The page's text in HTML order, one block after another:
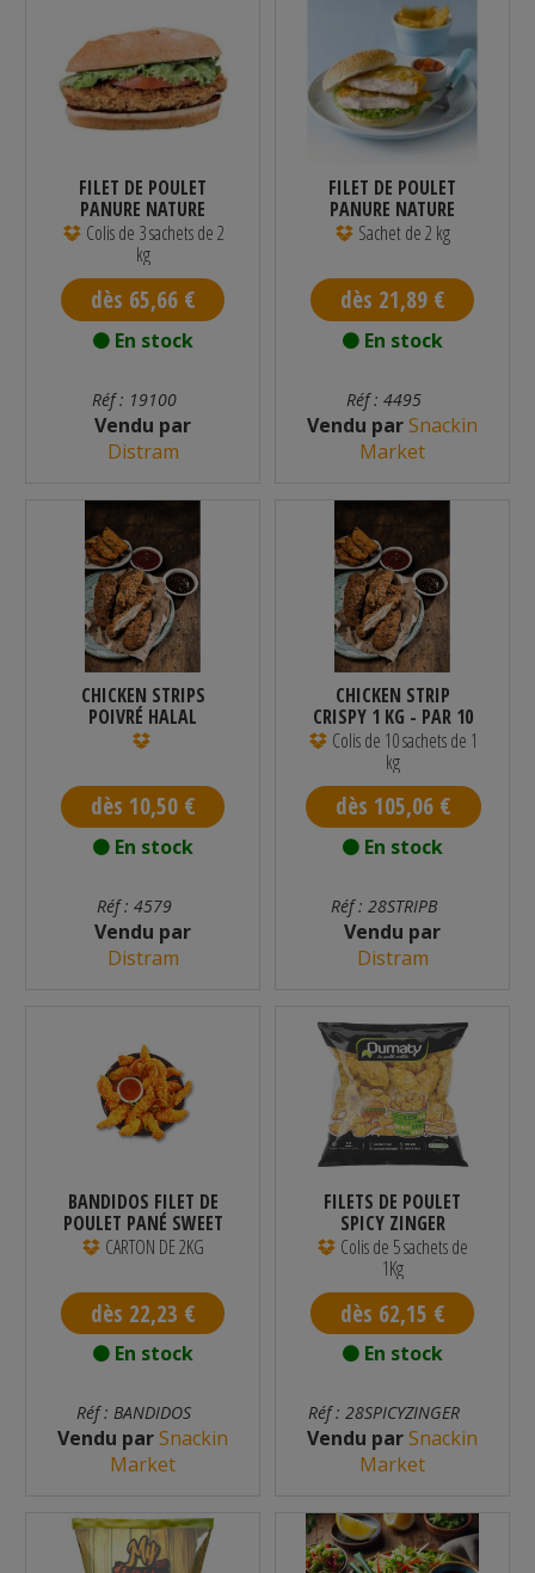
FILET DE POULET
PANURE NATURE
HALAL SURGELÉ 110...
Colis de 3 sachets de 2
kg
dès 65,66 €
En stock
Réf : 19100
Vendu par
Distram
FILET DE POULET
PANURE NATURE
HALAL SURGELÉ 2...
Sachet de 2 kg
dès 21,89 €
En stock
Réf : 4495
Vendu parSnackin
Market
CHICKEN STRIPS
POIVRÉ HALAL
SURGELÉ 1 KG
dès 10,50 €
En stock
Réf : 4579
Vendu par
Distram
CHICKEN STRIP
CRISPY 1 KG - PAR 10
Colis de 10 sachets de 1
kg
dès 105,06 €
En stock
Réf : 28STRIPB
Vendu par
Distram
BANDIDOS FILET DE
POULET PANÉ SWEET
CHILI...
CARTON DE 2KG
dès 22,23 €
En stock
Réf : BANDIDOS
Vendu parSnackin
Market
FILETS DE POULET
SPICY ZINGER
OUMATY HALAL...
Colis de 5 sachets de
1Kg
dès 62,15 €
En stock
Réf : 28SPICYZINGER
Vendu parSnackin
Market